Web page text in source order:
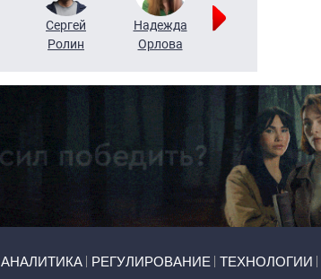
Сергей
Ролин
Надежда
Орлова
АНАЛИТИКА РЕГУЛИРОВАНИЕ ТЕХНОЛОГИИ